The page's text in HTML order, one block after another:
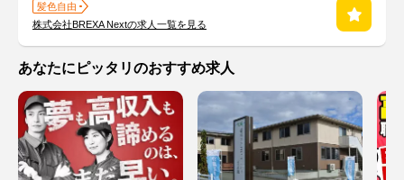
髪色自由
株式会社BREXA Nextの求人一覧を見る
あなたにピッタリのおすすめ求人